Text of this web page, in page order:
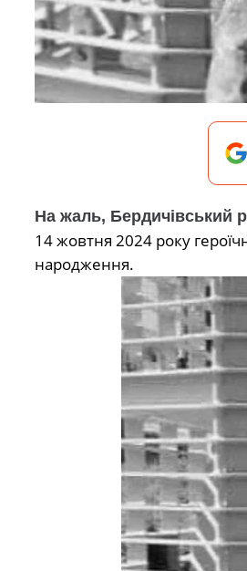
На жаль, Бердичівський
14 жовтня 2024 року
народження.